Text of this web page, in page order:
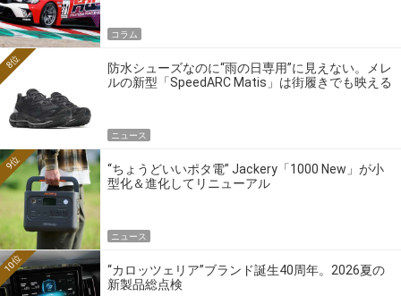
コラム
防水シューズなのに“雨の日専用”に見えない。メレ
ルの新型「SpeedARC Matis」は街履きでも映える
8位
ニュース
“ちょうどいいポタ電” Jackery「1000 New」が小
型化＆進化してリニューアル
9位
ニュース
“カロッツェリア”ブランド誕生40周年。2026夏の
新製品総点検
10位